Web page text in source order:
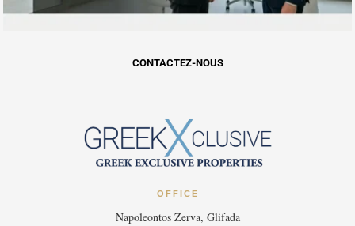
CONTACTEZ-NOUS
OFFICE
Napoleontos Zerva, Glifada